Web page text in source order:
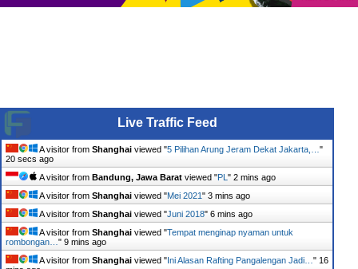
Live Traffic Feed
A visitor from Shanghai viewed "5 Pilihan Arung Jeram Dekat Jakarta,… "
20 secs ago
A visitor from Bandung, Jawa Barat viewed "PL " 2 mins ago
A visitor from Shanghai viewed "Mei 2021" 3 mins ago
A visitor from Shanghai viewed "Juni 2018" 6 mins ago
A visitor from Shanghai viewed "Tempat menginap nyaman untuk
rombongan… " 9 mins ago
A visitor from Shanghai viewed "Ini Alasan Rafting Pangalengan Jadi… " 16